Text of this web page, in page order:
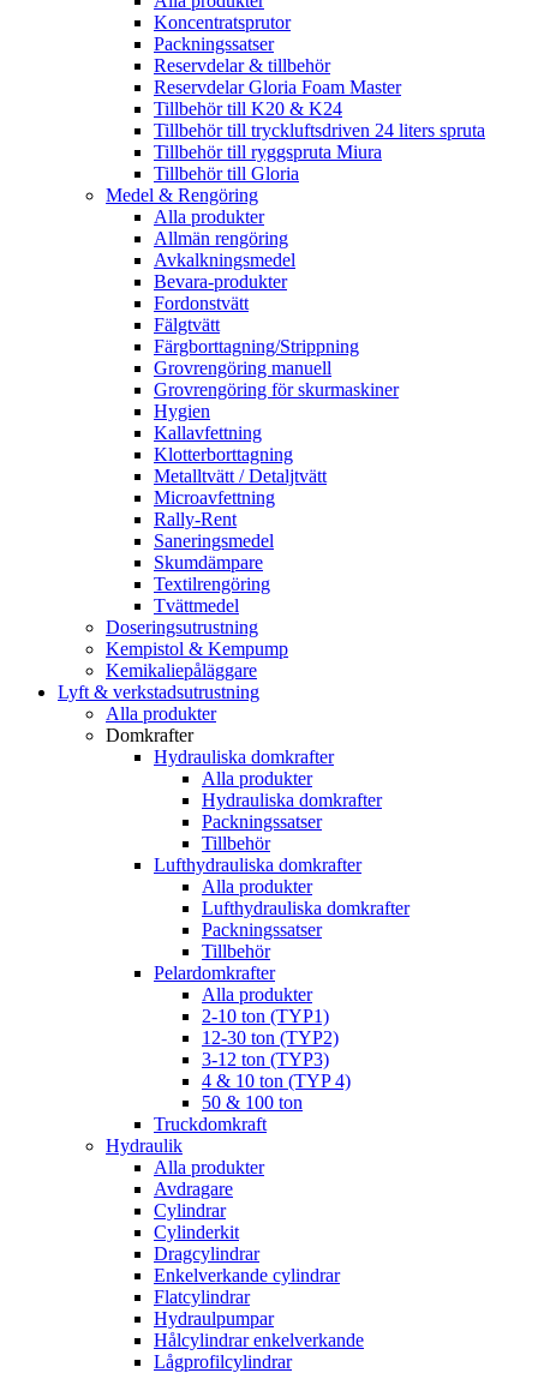
Koncentratsprutor
Packningssatser
Reservdelar & tillbehör
Reservdelar Gloria Foam Master
Tillbehör till K20 & K24
Tillbehör till tryckluftsdriven 24 liters spruta
Tillbehör till ryggspruta Miura
Tillbehör till Gloria
Medel & Rengöring
Alla produkter
Allmän rengöring
Avkalkningsmedel
Bevara-produkter
Fordonstvätt
Fälgtvätt
Färgborttagning/Strippning
Grovrengöring manuell
Grovrengöring för skurmaskiner
Hygien
Kallavfettning
Klotterborttagning
Metalltvätt / Detaljtvätt
Microavfettning
Rally-Rent
Saneringsmedel
Skumdämpare
Textilrengöring
Tvättmedel
Doseringsutrustning
Kempistol & Kempump
Kemikaliepåläggare
Lyft & verkstadsutrustning
Alla produkter
Domkrafter
Hydrauliska domkrafter
Alla produkter
Hydrauliska domkrafter
Packningssatser
Tillbehör
Lufthydrauliska domkrafter
Alla produkter
Lufthydrauliska domkrafter
Packningssatser
Tillbehör
Pelardomkrafter
Alla produkter
2-10 ton (TYP1)
12-30 ton (TYP2)
3-12 ton (TYP3)
4 & 10 ton (TYP 4)
50 & 100 ton
Truckdomkraft
Hydraulik
Alla produkter
Avdragare
Cylindrar
Cylinderkit
Dragcylindrar
Enkelverkande cylindrar
Flatcylindrar
Hydraulpumpar
Hålcylindrar enkelverkande
Lågprofilcylindrar